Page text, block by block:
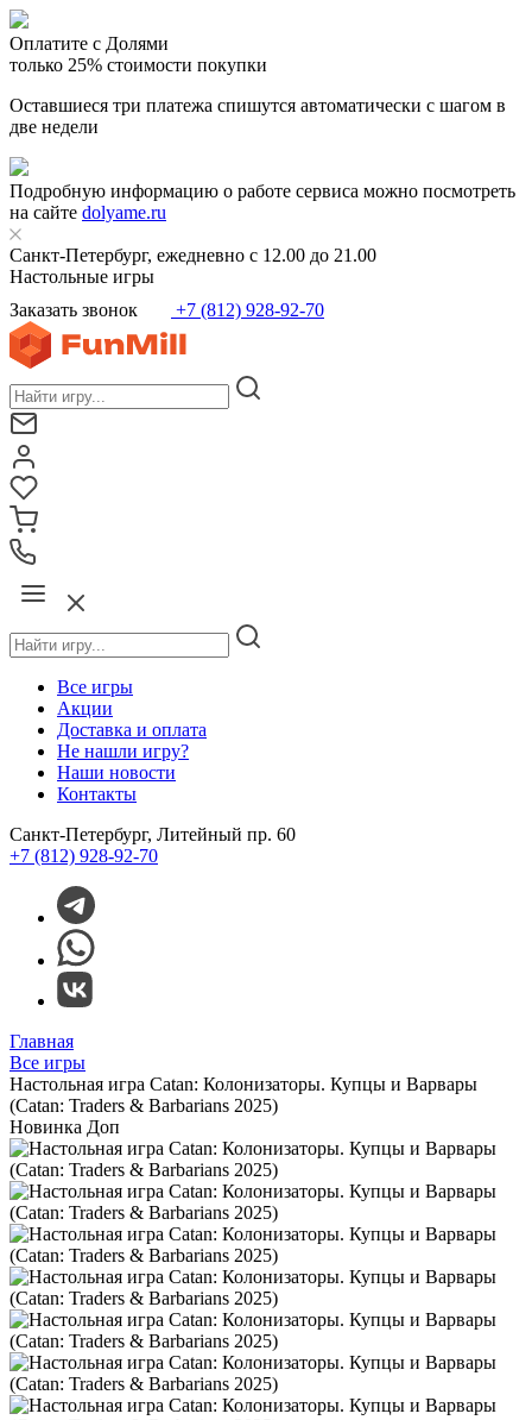
Оплатите с Долями
только 25% стоимости покупки
Оставшиеся три платежа спишутся автоматически с шагом в
две недели
Подробную информацию о работе сервиса можно посмотреть
на сайте dolyame.ru
Санкт-Петербург, ежедневно с 12.00 до 21.00
Настольные игры
Заказать звонок
+7 (812) 928-92-70
Все игры
Акции
Доставка и оплата
Не нашли игру?
Наши новости
Контакты
Санкт-Петербург, Литейный пр. 60
+7 (812) 928-92-70
Главная
Все игры
Настольная игра Catan: Колонизаторы. Купцы и Варвары
(Catan: Traders & Barbarians 2025)
Новинка Доп